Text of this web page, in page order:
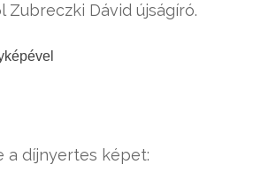
Zubreczki Dávid újságíró.
a díjnyertes képet: